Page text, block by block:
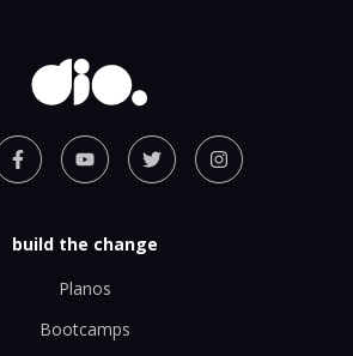
build the change
Planos
Bootcamps